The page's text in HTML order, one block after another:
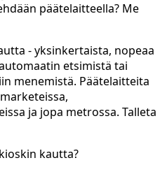
päätelaitteella? Me
- yksinkertaista, nopeaa
etsimistä tai
menemistä. Päätelaitteita
ja jopa metrossa. Talleta
kautta?